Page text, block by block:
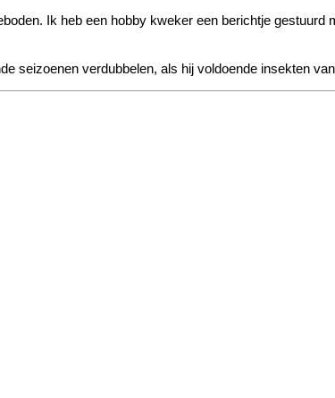
Ik heb een hobby kweker een berichtje gestuurd
seizoenen verdubbelen, als hij voldoende insekten